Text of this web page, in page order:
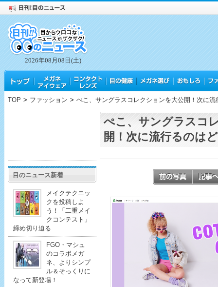
2026年08月08日(土)
TOP > ファッション > ぺこ、サングラスコレクションを大公開！次に流
目のニュース新着
メイクテクニッ
クを投稿しよ
う！「二重メイ
クコンテスト」
締め切り迫る
FGO・マシュ
のコラボメガ
ネ、よりシンプ
ル＆そっくりに
なって新登場！
ぺこ、サングラスコ
開！次に流行るのは